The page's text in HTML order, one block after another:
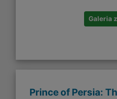
Galeria
Prince of Persia: